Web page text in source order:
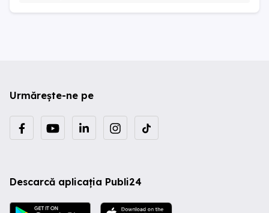
Urmărește-ne pe
Descarcă aplicația Publi24